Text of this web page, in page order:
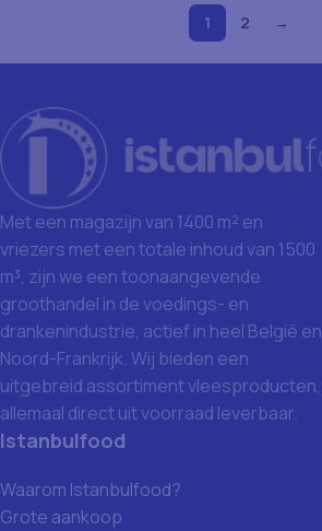
1 2 →
Met een magazijn van 1400 m² en
vriezers met een totale inhoud van 1500
m³, zijn we een toonaangevende
groothandel in de voedings- en
drankenindustrie, actief in heel België en
Noord-Frankrijk. Wij bieden een
uitgebreid assortiment vleesproducten,
allemaal direct uit voorraad leverbaar.
Istanbulfood
Waarom Istanbulfood?
Grote aankoop